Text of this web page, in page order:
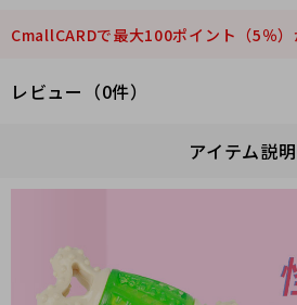
CmallCARDで最大100ポイント（5％）
レビュー（0件）
アイテム説明